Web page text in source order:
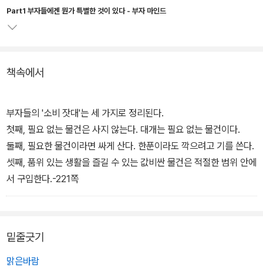
는 단순히 수치의 나열에 그치지 않고, 그들로부터 한국에서 부자가
되는 법을 알아냈다는 것이다. 이 책에는 부자에 대한 미화도 비난도
인 정보가 없었다고 불만을 터뜨렸던 분들에게 이 책을 권한다. 이 책
부자들의 목돈 만들기 과정부터 이를 거액의 재산으로 불려나가는 과
에 접어든다고 주장한다.
Part1 부자들에겐 뭔가 특별한 것이 있다 - 부자 마인드
책속에서
부자들의 '소비 잣대'는 세 가지로 정리된다.
첫째, 필요 없는 물건은 사지 않는다. 대개는 필요 없는 물건이다.
둘째, 필요한 물건이라면 싸게 산다. 한푼이라도 깍으려고 기를 쓴다.
셋째, 품위 있는 생활을 즐길 수 있는 값비싼 물건은 적절한 범위 안에
서 구입한다.-221쪽
밑줄긋기
맑은바람